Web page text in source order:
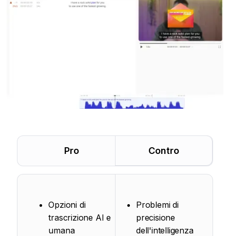
Pro Contro
Opzioni di
trascrizione AI e
umana
Problemi di
precisione
dell'intelligenza